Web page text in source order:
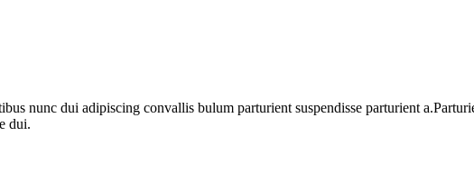
nunc dui adipiscing convallis bulum parturient suspendisse parturient
dui.